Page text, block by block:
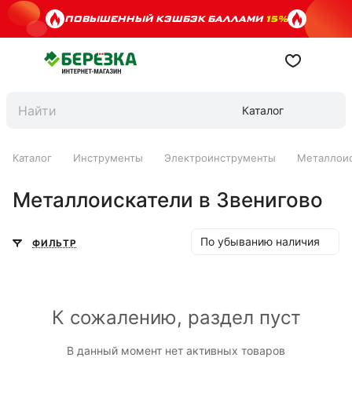
ПОВЫШЕННЫЙ КЭШБЭК БАЛЛАМИ15%
Каталог
Каталог Инструменты Электроинструменты
Металлоискатели в Звенигово
ФИЛЬТР По убыванию наличия
К сожалению, раздел пуст
В данный момент нет активных товаров